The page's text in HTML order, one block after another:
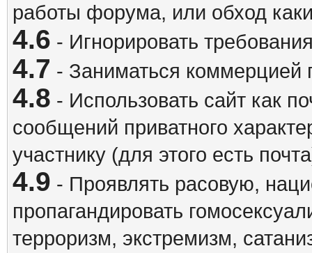
работы форума, или обход
4.6 - Игнорировать
4.7 - Заниматься коммерцией
4.8 - Использовать сайт как
сообщений приватного
участнику (для этого есть
4.9 - Проявлять расовую,
пропагандировать
терроризм, экстремизм,